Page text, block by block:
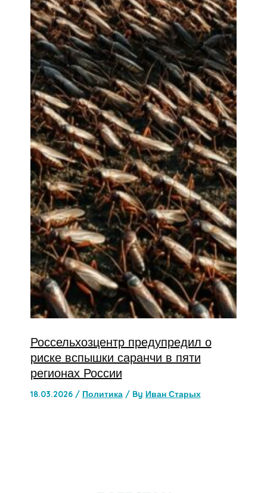
Россельхозцентр предупредил о
риске вспышки саранчи в пяти
регионах России
18.03.2026 / Политика/ By Иван Старых